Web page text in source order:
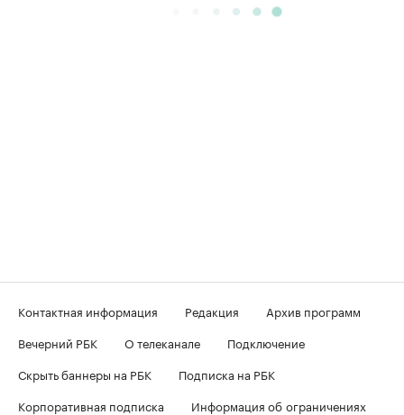
Контактная информация Редакция
Архив программ
Вечерний РБК
О телеканале
Подключение
Скрыть баннеры на РБК
Подписка на РБК
Корпоративная подписка
Информация об ограничениях